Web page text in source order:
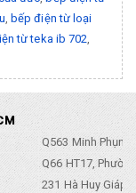
, bếp điện từ loại
từ teka ib 702,
Q563 Minh
Q66 HT17,
231 Hà Huy Giáp,